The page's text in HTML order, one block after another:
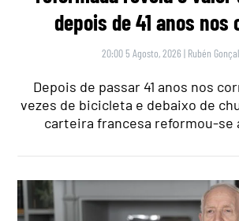
depois de 41 anos nos
20:00 5 Agosto, 2026 | Rubén
Depois de passar 41 anos nos
vezes de bicicleta e debaixo de
carteira francesa reformou-se